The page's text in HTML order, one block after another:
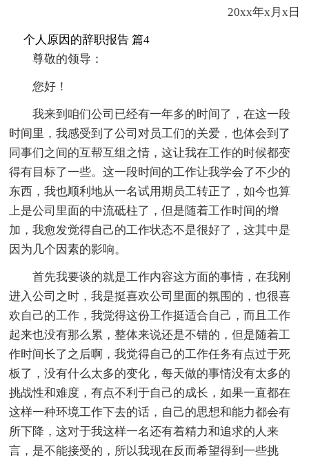
20xx年x月x日
个人原因的辞职报告 篇4
尊敬的领导：
您好！
我来到咱们公司已经有一年多的时间了，在这一段
时间里，我感受到了公司对员工们的关爱，也体会到了
同事们之间的互帮互组之情，这让我在工作的时候都变
得有目标了一些。这一段时间的工作让我学会了不少的
东西，我也顺利地从一名试用期员工转正了，如今也算
上是公司里面的中流砥柱了，但是随着工作时间的增
加，我愈发觉得自己的工作状态不是很好了，这其中是
因为几个因素的影响。
首先我要谈的就是工作内容这方面的事情，在我刚
进入公司之时，我是挺喜欢公司里面的氛围的，也很喜
欢自己的工作，我觉得这份工作挺适合自己，而且工作
起来也没有那么累，整体来说还是不错的，但是随着工
作时间长了之后啊，我觉得自己的工作任务有点过于死
板了，没有什么太多的变化，每天做的事情没有太多的
挑战性和难度，有点不利于自己的成长，如果一直都在
这样一种环境工作下去的话，自己的思想和能力都会有
所下降，这对于我这样一名还有着精力和追求的人来
言，是不能接受的，所以我现在反而希望得到一些挑